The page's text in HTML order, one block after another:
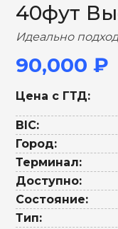
40фут
Идеально
90,000 ₽
Цена с ГТД:
BIC:
Город:
Терминал:
Доступно:
Состояние:
Тип: